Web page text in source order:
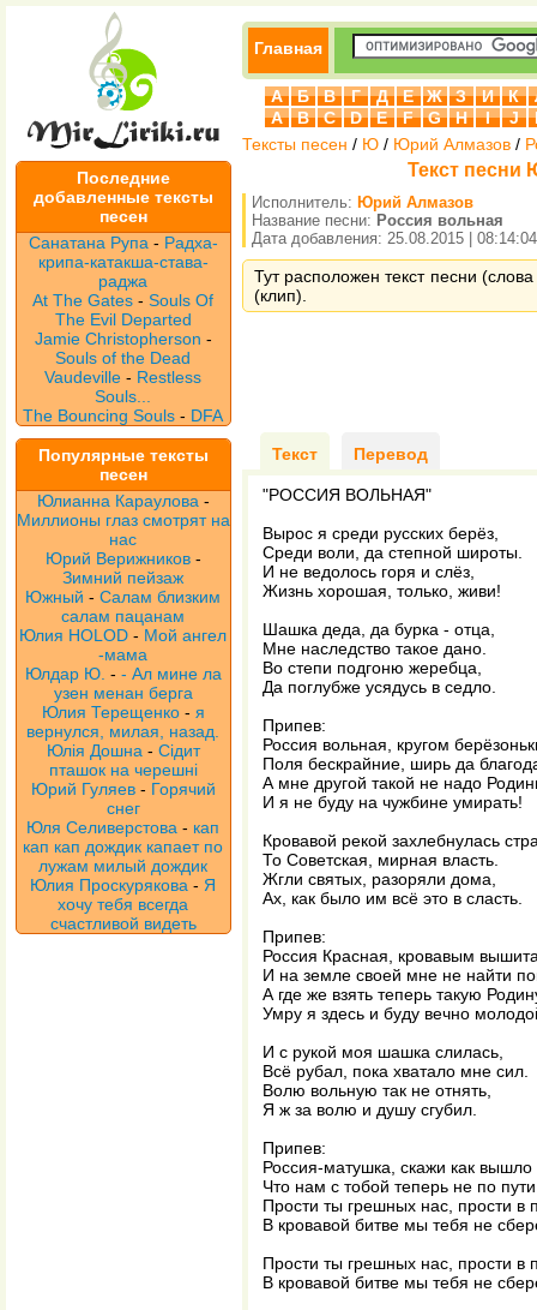
Последние
добавленные тексты
песен
Санатана Рупа - Радха-
крипа-катакша-става-
раджа
At The Gates -Souls Of
The Evil Departed
Jamie Christopherson -
Souls of the Dead
Vaudeville- Restless
Souls...
The Bouncing Souls - DFA
Популярные тексты
песен
Юлианна Караулова -
Миллионы глаз смотрят на
нас
Юрий Верижников -
Зимний пейзаж
Южный -Салам близким
салам пацанам
Юлия HOLOD - Мой ангел
-мама
Юлдар Ю. - - Ал мине ла
узен менан берга
Юлия Терещенко - я
вернулся, милая, назад.
Юлія Дошна - Сідит
пташок на черешні
Юрий Гуляев - Горячий
снег
Юля Селиверстова - кап
кап кап дождик капает по
лужам милый дождик
Юлия Проскурякова - Я
хочу тебя всегда
счастливой видеть
Главная
А Б В Г Д Е Ж З И К
A
B C D E F G H I J
Тексты песен / Ю / Юрий Алмазов /
Текст песни
Исполнитель: Юрий Алмазов
Название песни: Россия вольная
Дата добавления: 25.08.2015 | 08:14:04
Тут расположен текст песни
(клип).
Текст Перевод
"РОССИЯ ВОЛЬНАЯ"
Вырос я среди русских берёз,
Среди воли, да степной широты.
И не ведолось горя и слёз,
Жизнь хорошая, только, живи!
Шашка деда, да бурка - отца,
Мне наследство такое дано.
Во степи подгоню жеребца,
Да поглубже усядусь в седло.
Припев:
Россия вольная, кругом
Поля бескрайние, ширь да
А мне другой такой не надо
И я не буду на чужбине умирать!
Кровавой рекой захлебнулась
То Советская, мирная власть.
Жгли святых, разоряли дома,
Ах, как было им всё это в сласть.
Припев:
Россия Красная, кровавым
И на земле своей мне не найти
А где же взять теперь такую
Умру я здесь и буду вечно
И с рукой моя шашка слилась,
Всё рубал, пока хватало мне сил.
Волю вольную так не отнять,
Я ж за волю и душу сгубил.
Припев:
Россия-матушка, скажи как вышло
Что нам с тобой теперь не по
Прости ты грешных нас, прости в
В кровавой битве мы тебя не
Прости ты грешных нас, прости в
В кровавой битве мы тебя не